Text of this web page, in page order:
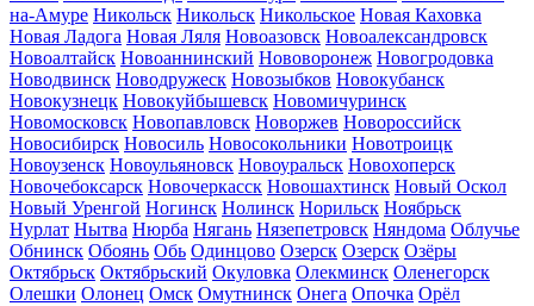
на-Амуре Никольск Никольск Никольское Новая Каховка
Новая Ладога Новая Ляля Новоазовск Новоалександровск
Новоалтайск Новоаннинский Нововоронеж Новогродовка
Новодвинск Новодружеск Новозыбков Новокубанск
Новокузнецк Новокуйбышевск Новомичуринск
Новомосковск Новопавловск Новоржев Новороссийск
Новосибирск Новосиль Новосокольники Новотроицк
Новоузенск Новоульяновск Новоуральск Новохоперск
Новочебоксарск Новочеркасск Новошахтинск Новый Оскол
Новый Уренгой Ногинск Нолинск Норильск Ноябрьск
Нурлат Нытва Нюрба Нягань Нязепетровск Няндома Облучье
Обнинск Обоянь Обь Одинцово Озерск Озерск Озёры
Октябрьск Октябрьский Окуловка Олекминск Оленегорск
Олешки Олонец Омск Омутнинск Онега Опочка Орёл